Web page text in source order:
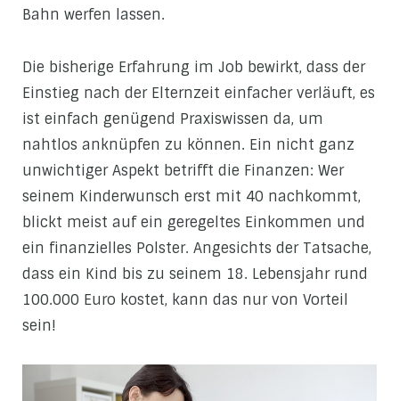
Bahn werfen lassen.
Die bisherige Erfahrung im Job bewirkt, dass der
Einstieg nach der Elternzeit einfacher verläuft, es
ist einfach genügend Praxiswissen da, um
nahtlos anknüpfen zu können. Ein nicht ganz
unwichtiger Aspekt betrifft die Finanzen: Wer
seinem Kinderwunsch erst mit 40 nachkommt,
blickt meist auf ein geregeltes Einkommen und
ein finanzielles Polster. Angesichts der Tatsache,
dass ein Kind bis zu seinem 18. Lebensjahr rund
100.000 Euro kostet, kann das nur von Vorteil
sein!